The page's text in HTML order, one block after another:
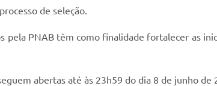
de seleção.
pela PNAB têm como finalidade fortalecer as
abertas até às 23h59 do dia 8 de junho de